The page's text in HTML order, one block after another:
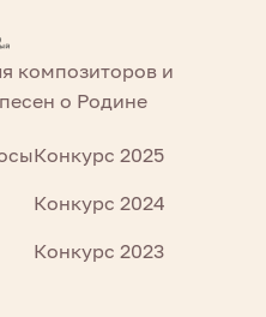
композиторов и
о Родине
Конкурс 2025
Конкурс 2024
Конкурс 2023